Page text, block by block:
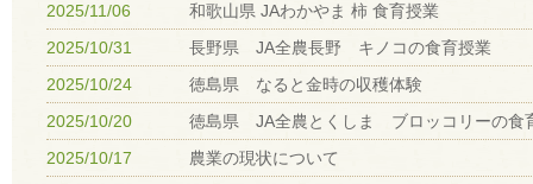
2025/11/06
和歌山県 JAわかやま 柿 食育授業
2025/10/31
長野県 JA全農長野 キノコの食育授業
2025/10/24
徳島県 なると金時の収穫体験
2025/10/20
徳島県 JA全農とくしま ブロッコリーの食
2025/10/17
農業の現状について